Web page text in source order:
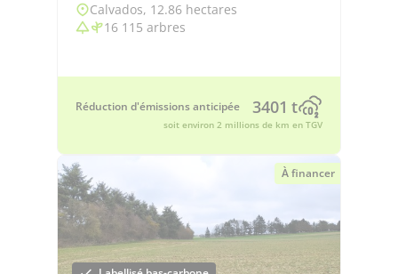
Calvados, 12.86 hectares
16 115 arbres
Réduction d'émissions anticipée 3401 t
soit environ 2 millions de km en TGV
À financer